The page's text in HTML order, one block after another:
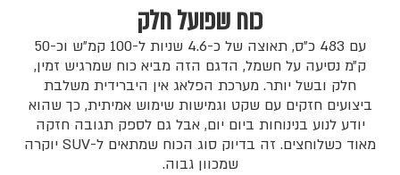
כוח שפועל חלק
עם 483 כ״ס, תאוצה של כ-4.6 שניות ל-100 קמ״ש וכ-50
ק״מ נסיעה על חשמל, הדגם הזה מביא כוח שמרגיש זמין,
חלק ובשל יותר. מערכת הפלאג אין היברידית משלבת
ביצועים חזקים עם שקט וגמישות שימוש אמיתית, כך שהוא
יודע לנוע בנינוחות ביום יום, אבל גם לספק תגובה חזקה
מאוד כשלוחצים. זה בדיוק סוג הכוח שמתאים ל-SUV יוקרה
שמכוון גבוה.